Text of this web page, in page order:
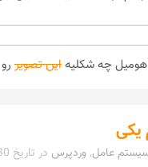
چه شکلیهاین تصویر
یکی
عامل,وردپرس در تاریخ